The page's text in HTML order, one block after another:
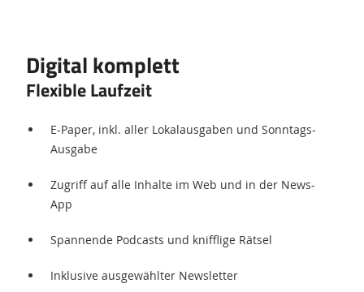
Digital komplett
Flexible Laufzeit
E-Paper, inkl. aller Lokalausgaben und Sonntags-
Ausgabe
Zugriff auf alle Inhalte im Web und in der News-
App
Spannende Podcasts und knifflige Rätsel
Inklusive ausgewählter Newsletter